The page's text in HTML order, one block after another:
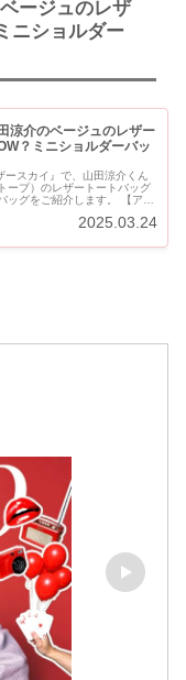
ージュのレザ
ニショルダー
涼介のベージュのレザー
？ミニショルダーバッ
スカイ』で、山田涼介くん
ープ）のレザートートバッグ
ッグをご紹介します。 【アナ
2025.03.24